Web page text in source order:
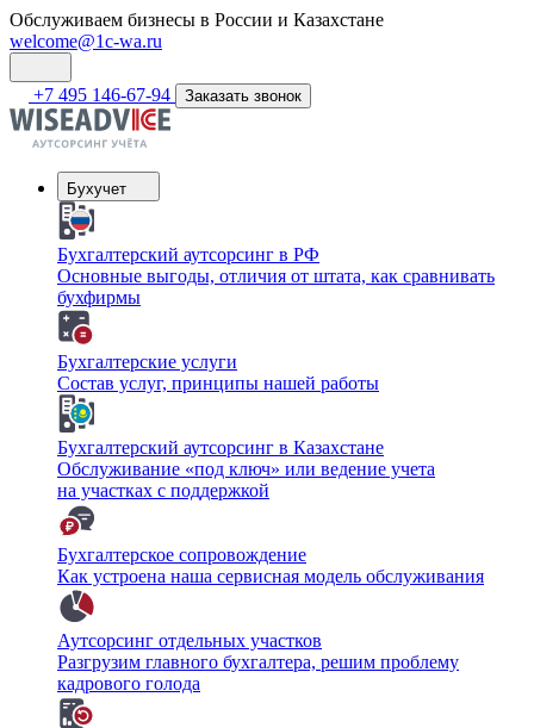
Обслуживаем бизнесы в России и Казахстане
welcome@1c-wa.ru
+7 495 146-67-94 Заказать звонок
Бухучет
Бухгалтерский аутсорсинг в РФ
Основные выгоды, отличия от штата, как сравнивать
бухфирмы
Бухгалтерские услуги
Состав услуг, принципы нашей работы
Бухгалтерский аутсорсинг в Казахстане
Обслуживание «под ключ» или ведение учета
на участках с поддержкой
Бухгалтерское сопровождение
Как устроена наша сервисная модель обслуживания
Аутсорсинг отдельных участков
Разгрузим главного бухгалтера, решим проблему
кадрового голода